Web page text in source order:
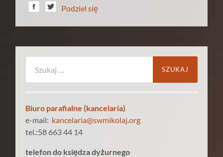
Podziel się
Biuro parafialne (kancelaria)
e-mail: kancelaria@swmikolaj.org
tel.:58 663 44 14
telefon do księdza dyżurnego